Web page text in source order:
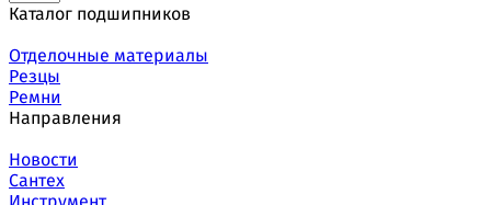
Каталог подшипников
Отделочные материалы
Резцы
Ремни
Направления
Новости
Сантех